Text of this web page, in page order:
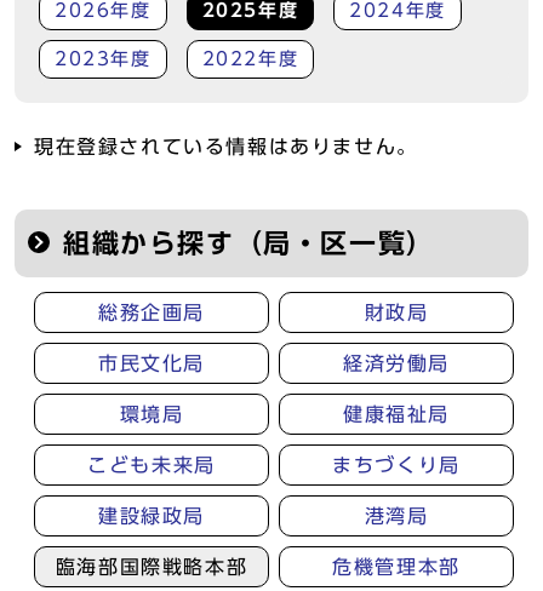
2026年度 2025年度 2024年度
2023年度 2022年度
現在登録されている情報はありません。
組織から探す（局・区一覧）
総務企画局 財政局
市民文化局 経済労働局
環境局 健康福祉局
こども未来局 まちづくり局
建設緑政局 港湾局
臨海部国際戦略本部 危機管理本部